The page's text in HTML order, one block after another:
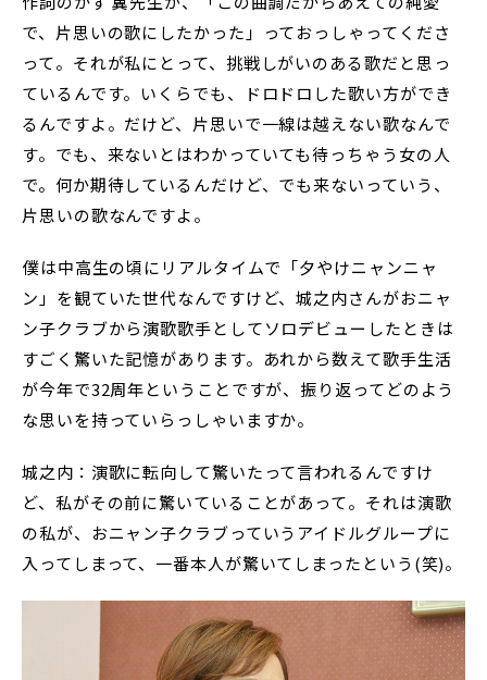
で、片思いの歌にしたかった」っておっしゃってくださ
って。それが私にとって、挑戦しがいのある歌だと思っ
ているんです。いくらでも、ドロドロした歌い方ができ
るんですよ。だけど、片思いで一線は越えない歌なんで
す。でも、来ないとはわかっていても待っちゃう女の人
で。何か期待しているんだけど、でも来ないっていう、
片思いの歌なんですよ。
――僕は中高生の頃にリアルタイムで「夕やけニャンニャ
ン」を観ていた世代なんですけど、城之内さんがおニャ
ン子クラブから演歌歌手としてソロデビューしたときは
すごく驚いた記憶があります。あれから数えて歌手生活
が今年で32周年ということですが、振り返ってどのよう
な思いを持っていらっしゃいますか。
城之内：演歌に転向して驚いたって言われるんですけ
ど、私がその前に驚いていることがあって。それは演歌
の私が、おニャン子クラブっていうアイドルグループに
入ってしまって、一番本人が驚いてしまったという(笑)。